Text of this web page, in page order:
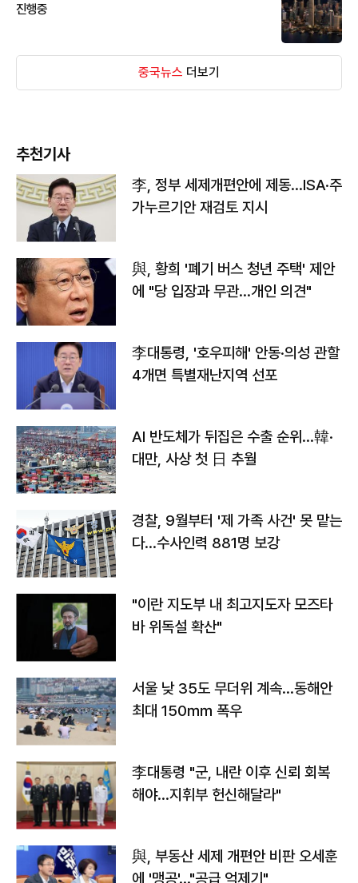
진행중
중국뉴스 더보기
추천기사
李, 정부 세제개편안에 제동…ISA·주
가누르기안 재검토 지시
與, 황희 '폐기 버스 청년 주택' 제안
에 "당 입장과 무관…개인 의견"
李대통령, '호우피해' 안동·의성 관할
4개면 특별재난지역 선포
AI 반도체가 뒤집은 수출 순위…韓·
대만, 사상 첫 日 추월
경찰, 9월부터 '제 가족 사건' 못 맡는
다…수사인력 881명 보강
"이란 지도부 내 최고지도자 모즈타
바 위독설 확산"
서울 낮 35도 무더위 계속…동해안
최대 150㎜ 폭우
李대통령 "군, 내란 이후 신뢰 회복
해야…지휘부 헌신해달라"
與, 부동산 세제 개편안 비판 오세훈
에 '맹공'…"공급 억제기"